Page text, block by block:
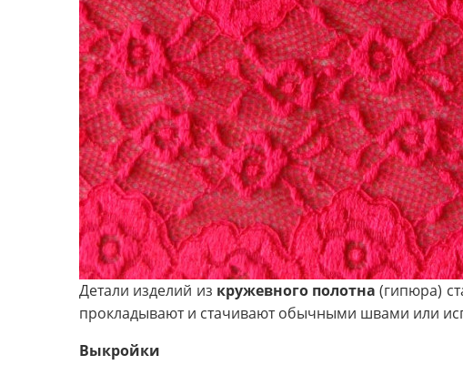
Детали изделий из кружевного полотна (гипюра)
прокладывают и стачивают обычными швами или
Выкройки